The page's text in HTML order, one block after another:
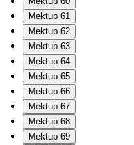
Mektup 61
Mektup 62
Mektup 63
Mektup 64
Mektup 65
Mektup 66
Mektup 67
Mektup 68
Mektup 69